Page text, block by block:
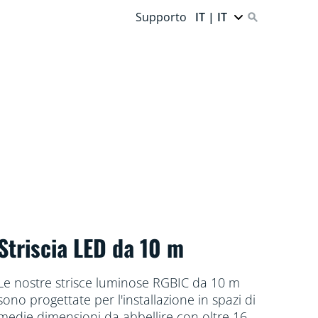
Supporto IT | IT
LED da 10 m
nostre strisce luminose RGBIC da 10 m
progettate per l'installazione in spazi di